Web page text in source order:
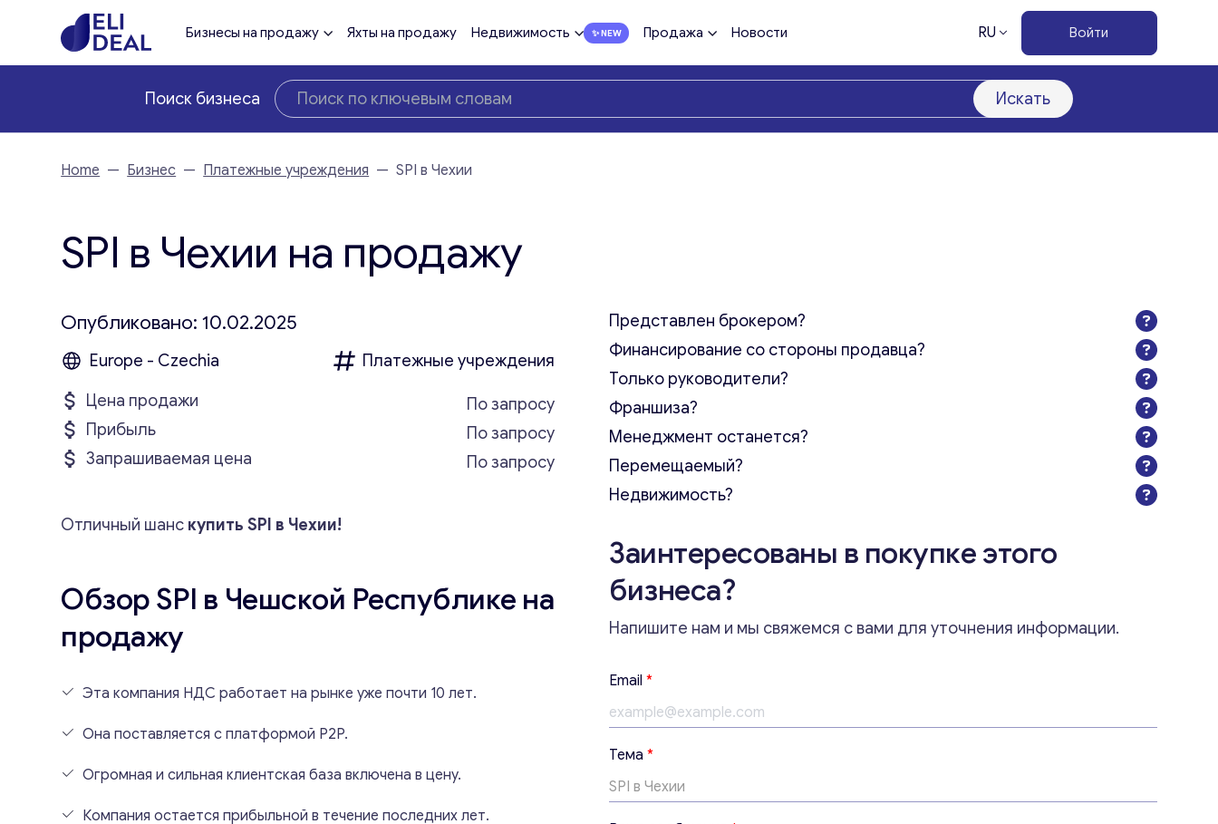
Бизнесы на продажу Яхты на продажу Недвижимость Продажа Новости RU Войти
Поиск бизнеса Искать
Home — Бизнес — Платежные учреждения — SPI в Чехии
SPI в Чехии на продажу
Опубликовано: 10.02.2025
Europe - Czechia
Платежные учреждения
Цена продажи
По запросу
Прибыль
По запросу
Запрашиваемая цена
По запросу
Отличный шанс купить SPI в Чехии!
Обзор SPI в Чешской Республике на
продажу
Эта компания НДС работает на рынке уже почти 10 лет.
Она поставляется с платформой P2P.
Огромная и сильная клиентская база включена в цену.
Компания остается прибыльной в течение последних лет.
Представлен брокером?
Финансирование со стороны продавца?
Только руководители?
Франшиза?
Менеджмент останется?
Перемещаемый?
Недвижимость?
Заинтересованы в покупке этого
бизнеса?
Напишите нам и мы свяжемся с вами для уточнения информации.
Email *
Тема *
*